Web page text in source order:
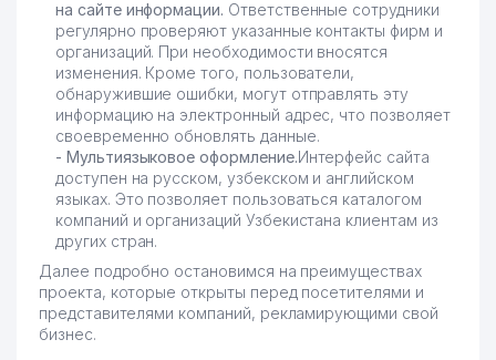
на сайте информации. Ответственные сотрудники
регулярно проверяют указанные контакты фирм и
организаций. При необходимости вносятся
изменения. Кроме того, пользователи,
обнаружившие ошибки, могут отправлять эту
информацию на электронный адрес, что позволяет
своевременно обновлять данные.
- Мультиязыковое оформление.Интерфейс сайта
доступен на русском, узбекском и английском
языках. Это позволяет пользоваться каталогом
компаний и организаций Узбекистана клиентам из
других стран.
Далее подробно остановимся на преимуществах
проекта, которые открыты перед посетителями и
представителями компаний, рекламирующими свой
бизнес.